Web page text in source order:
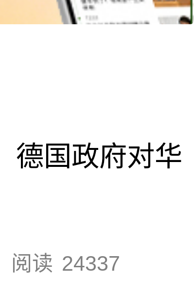
德国政府对华
阅读 24337